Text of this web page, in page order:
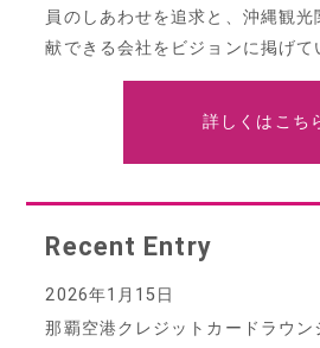
ン員のしあわせを追求と、沖縄観
献できる会社をビジョンに掲げて
詳しくはこち
Recent Entry
那覇空港クレジットカードラウ
2026年1月15日